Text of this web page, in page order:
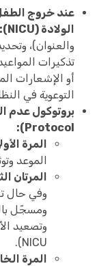
عند خروج
الولادة (NICU):
والعنوان)،
تذكيرات
أو الإشعارات
التوعوية في
Protocol):
المرة
الموعد
المرتان
وفي حال
ومسجّل
وتصعيد
NICU).
المرة